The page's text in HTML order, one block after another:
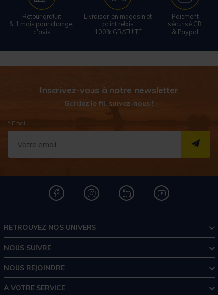
Retour gratuit
& 1 mois pour changer
d'avis
Livraison en magasin et
point relais
100% GRATUITE
Paiement
sécurisé CB
& Paypal
Inscrivez-vous à notre newsletter
Gardez le fil, suivez-nous !
* Email
RETROUVEZ NOS UNIVERS
NOUS SUIVRE
NOUS REJOINDRE
À VOTRE SERVICE